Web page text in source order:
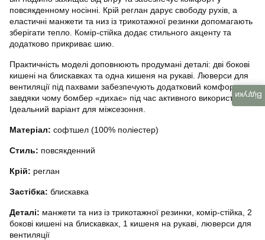
повсякденному носінні. Крій реглан дарує свободу рухів, а
еластичні манжети та низ із трикотажної резинки допомагають
зберігати тепло. Комір-стійка додає стильного акценту та
додатково прикриває шию.
Практичність моделі доповнюють продумані деталі: дві бокові
кишені на блискавках та одна кишеня на рукаві. Люверси для
вентиляції під пахвами забезпечують додатковий комфорт,
завдяки чому бомбер «дихає» під час активного використання.
Ідеальний варіант для міжсезоння.
Матеріал: софтшел (100% поліестер)
Стиль: повсякденний
Крій: реглан
Застібка: блискавка
Деталі: манжети та низ із трикотажної резинки, комір-стійка, 2
бокові кишені на блискавках, 1 кишеня на рукаві, люверси для
вентиляції
Відгуки